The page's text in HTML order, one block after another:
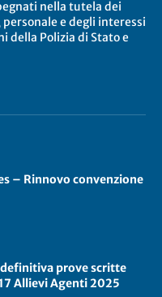
nella tutela dei
e degli interessi
della Polizia di Stato e
– Rinnovo convenzione
prove scritte
Allievi Agenti 2025